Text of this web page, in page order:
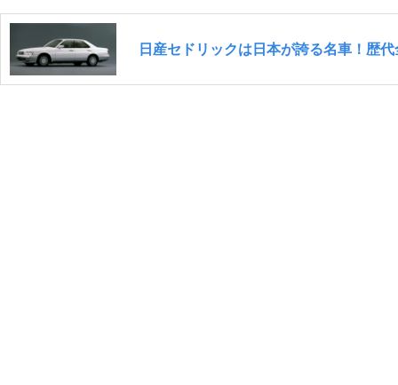
日産セドリックは日本が誇る名車！歴